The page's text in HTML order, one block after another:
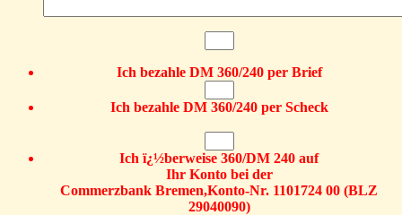
Ich bezahle DM 360/240 per Brief
Ich bezahle DM 360/240 per Scheck
Ich ï¿½berweise 360/DM 240 auf
Ihr Konto bei der
Commerzbank Bremen,Konto-Nr. 1101724 00 (BLZ
29040090)